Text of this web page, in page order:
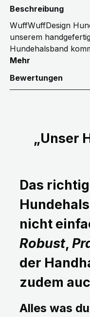
Beschreibung
WuffWuffDesign
unserem
Hundehalsband
Mehr
Bewertungen
„Unser
Das
nicht
Robust,
der
zudem
Alles was